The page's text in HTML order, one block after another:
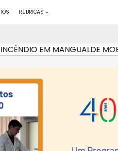
RUBRICAS
EM MANGUALDE MOBILIZA